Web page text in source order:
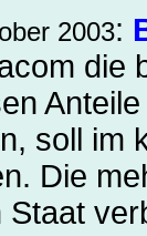
2003:
die
soll im
Die
Staat